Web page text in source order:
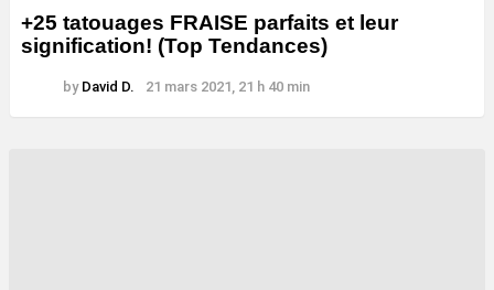
+25 tatouages ​​FRAISE parfaits et leur
signification! (Top Tendances)
by David D. 21 mars 2021, 21 h 40 min